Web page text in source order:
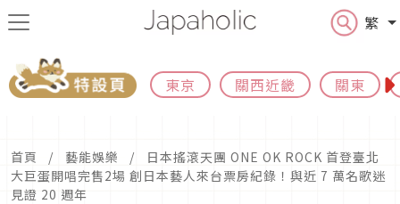
繁
東京 關西近畿 關東
首頁 藝能娛樂
日本搖滾天團 ONE OK ROCK 首登臺北
大巨蛋開唱完售2場 創日本藝人來台票房紀錄！與近 7 萬名歌迷
見證 20 週年